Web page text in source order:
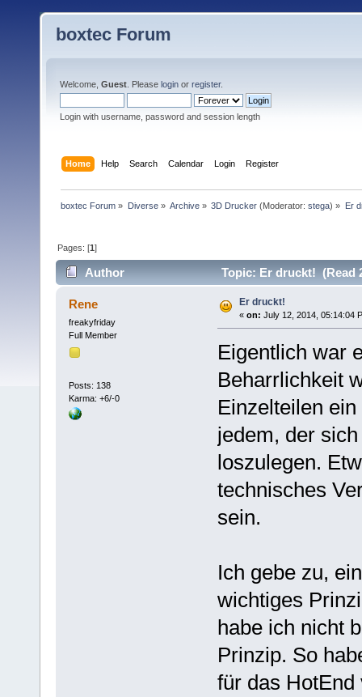
boxtec Forum
Welcome, Guest . Please login or register.
Login with username, password and session length
Home Help Search Calendar Login Register
boxtec Forum » Diverse» Archive» 3D Drucker (Moderator:stega) » Er
Pages: [1]
Author Topic: Er druckt! (Read
Rene
freakyfriday
Full Member
Posts: 138
Karma: +6/-0
Er druckt!
« on: July 12, 2014, 05:14:04
Eigentlich war
Beharrlichkeit
Einzelteilen
jedem, der
loszulegen.
technisches
sein.
Ich gebe zu,
wichtiges
habe ich nicht
Prinzip. So
für das